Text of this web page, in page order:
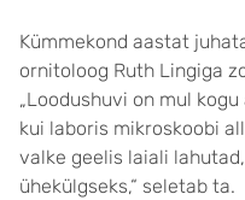
Kümmekond aastat
ornitoloog Ruth Lingiga
„Loodushuvi on mul
kui laboris mikroskoobi
valke geelis laiali
ühekülgseks,“ seletab ta.